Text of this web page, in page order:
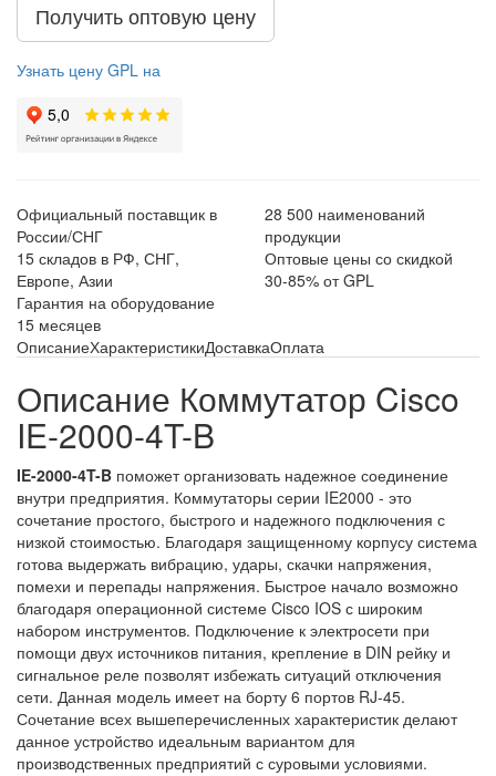
Получить оптовую цену
Узнать цену GPL на
Официальный поставщик в
России/СНГ
28 500 наименований
продукции
15 складов в РФ, СНГ,
Европе, Азии
Оптовые цены со скидкой
30-85% от GPL
Гарантия на оборудование
15 месяцев
ОписаниеХарактеристикиДоставкаОплата
Описание Коммутатор Cisco
IE-2000-4T-B
IE-2000-4T-B поможет организовать надежное соединение
внутри предприятия. Коммутаторы серии IE2000 - это
сочетание простого, быстрого и надежного подключения с
низкой стоимостью. Благодаря защищенному корпусу система
готова выдержать вибрацию, удары, скачки напряжения,
помехи и перепады напряжения. Быстрое начало возможно
благодаря операционной системе Cisco IOS с широким
набором инструментов. Подключение к электросети при
помощи двух источников питания, крепление в DIN рейку и
сигнальное реле позволят избежать ситуаций отключения
сети. Данная модель имеет на борту 6 портов RJ-45.
Сочетание всех вышеперечисленных характеристик делают
данное устройство идеальным вариантом для
производственных предприятий с суровыми условиями.